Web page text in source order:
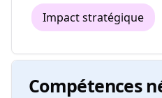
Impact stratégique
Compétences